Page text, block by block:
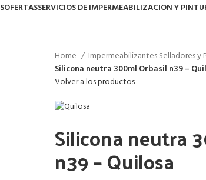
OFERTASSERVICIOS DE IMPERMEABILIZACION Y
Home
Impermeabilizantes Selladores y
Silicona neutra 300ml Orbasil n39 –
Volver a los productos
Silicona neutra
n39 – Quilosa